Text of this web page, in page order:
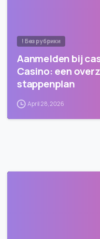
! Без рубрики
Aanmelden bij
Casino: een
stappenplan
April 28, 2026